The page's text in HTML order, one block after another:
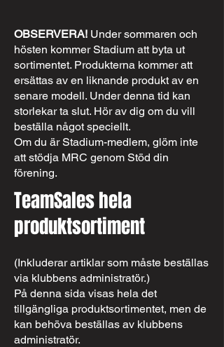
OBSERVERA! Under sommaren och
hösten kommer Stadium att byta ut
sortimentet. Produkterna kommer att
ersättas av en liknande produkt av en
senare modell. Under denna tid kan
storlekar ta slut. Hör av dig om du vill
beställa något speciellt.
Om du är Stadium-medlem, glöm inte
att stödja MRC genom Stöd din
förening.
TeamSales hela
produktsortiment
(Inkluderar artiklar som måste beställas
via klubbens administratör.)
På denna sida visas hela det
tillgängliga produktsortimentet, men de
kan behöva beställas av klubbens
administratör.